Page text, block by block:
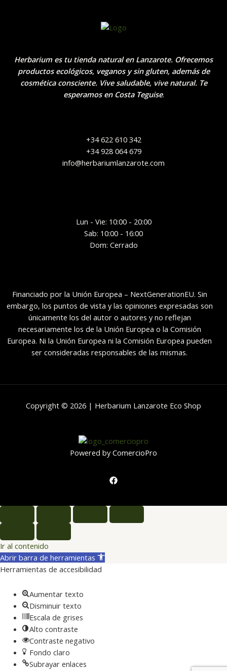
Herbarium es tu tienda natural en Lanzarote. Ofrecemos
productos ecológicos, veganos y sin gluten, además de
cosmética consciente. Vive saludable, vive natural. Te
esperamos en Costa Teguise.
+34 622 610 342
+34 928 064 679
info@herbariumlanzarote.com
Lun - Vie: 10:00 - 20:00
Sab: 10:00 - 16:00
Dom: Cerrado
Financiado por la Unión Europea – NextGenerationEU. Sin
embargo, los puntos de vista y las opiniones expresadas son
únicamente los del autor o autores y no reflejan
necesariamente los de la Unión Europea o la Comisión
Europea. Ni la Unión Europea ni la Comisión Europea pueden
ser consideradas responsables de las mismas.
Copyright © 2026 | Herbarium Lanzarote Eco Shop
Powered byComercioPro
Ir al contenido
Abrir barra de herramientas
Herramientas de accesibilidad
Aumentar texto
Disminuir texto
Escala de grises
Alto contraste
Contraste negativo
Fondo claro
Subrayar enlaces